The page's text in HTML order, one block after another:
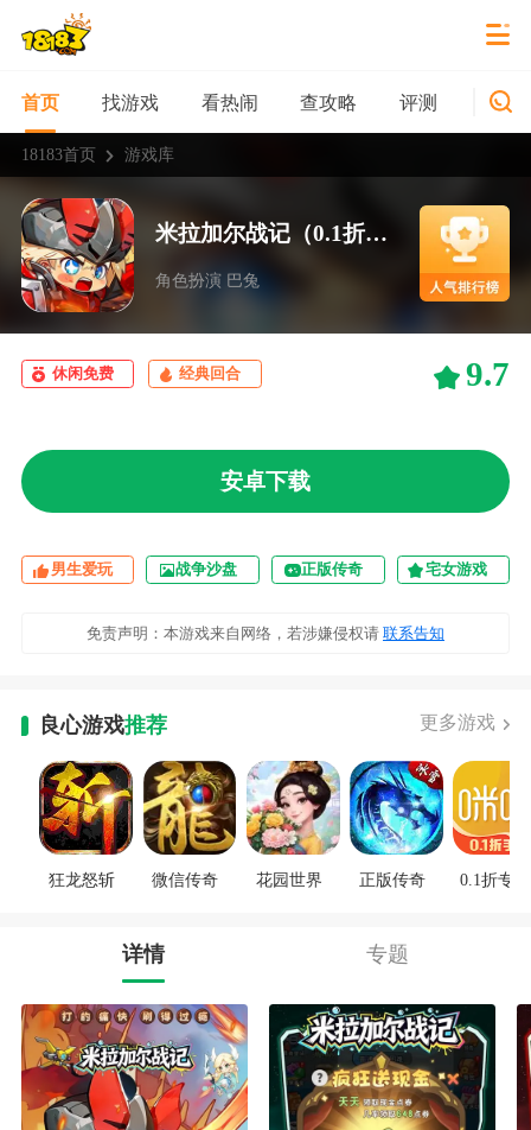
首页 找游戏 看热闹 查攻略 评测 新游
18183首页 游戏库
米拉加尔战记（0.1折保卫梦幻岛）
角色扮演 巴兔
休闲免费 经典回合 9.7
安卓下载
男生爱玩 战争沙盘 正版传奇 宅女游戏
免责声明：本游戏来自网络，若涉嫌侵权请 联系告知
良心游戏推荐 更多游戏
狂龙怒斩 微信传奇 花园世界 正版传奇 0.1折专区
详情 专题